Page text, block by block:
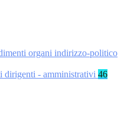
organi indirizzo-politico
dirigenti - amministrativi 46